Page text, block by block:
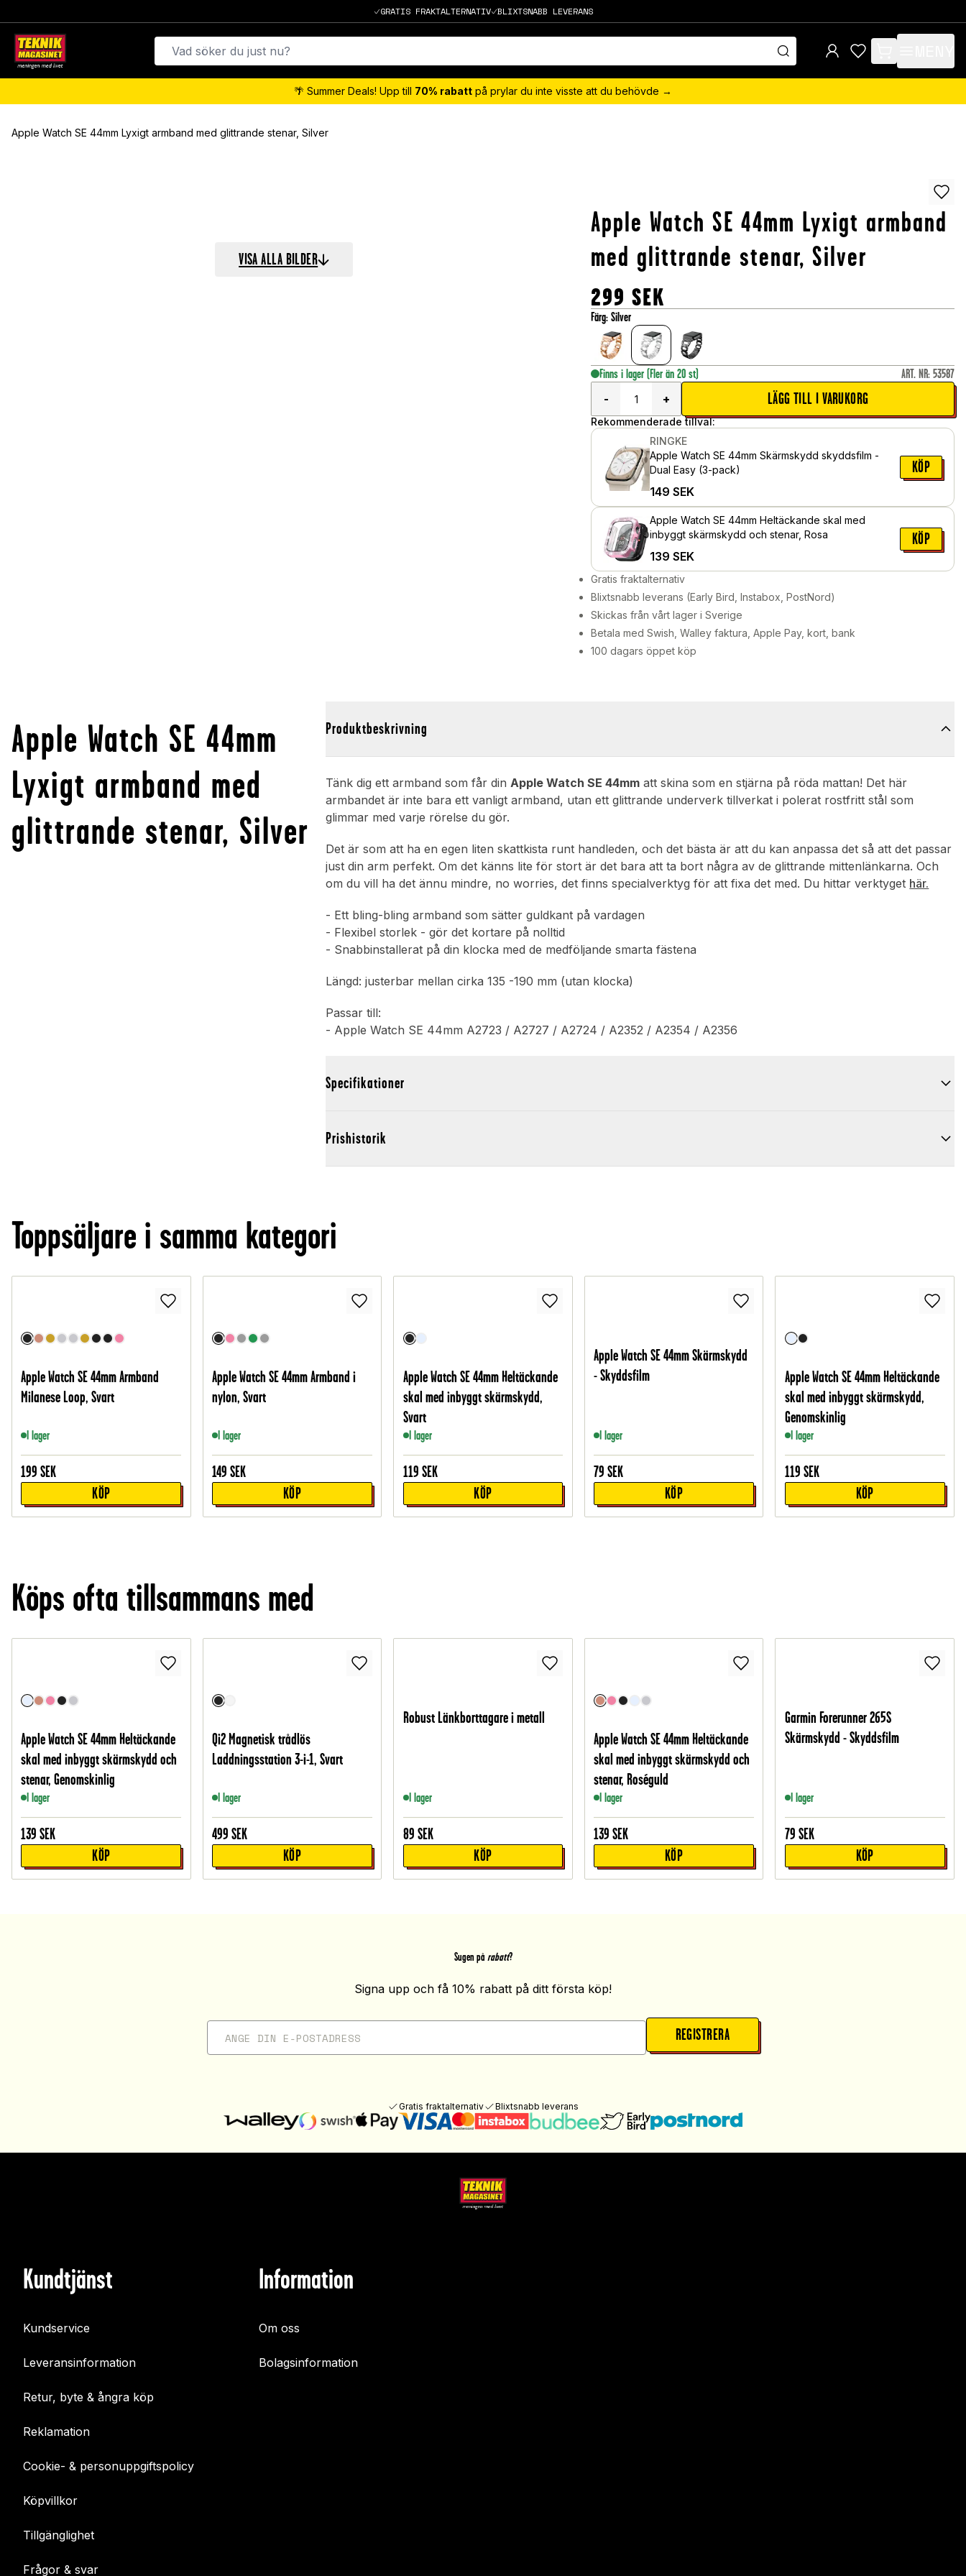
GRATIS FRAKTALTERNATIV BLIXTSNABB LEVERANS
items in cart, view
🌴 Summer Deals! Upp till 70% rabatt på prylar du inte visste att du behövde →
Apple Watch SE 44mm Lyxigt armband med glittrande stenar, Silver
VISA ALLA BILDER
Apple Watch SE 44mm Lyxigt armband
med glittrande stenar, Silver
299 SEK
Färg:Silver
Finns i lager (Fler än 20 st) ART. NR: 53587
-
+ LÄGG TILL I VARUKORG
Rekommenderade tillval:
RINGKE
Apple Watch SE 44mm Skärmskydd skyddsfilm -
Dual Easy (3-pack)
149 SEK
KÖP
Apple Watch SE 44mm Heltäckande skal med
inbyggt skärmskydd och stenar, Rosa
139 SEK
KÖP
Gratis fraktalternativ
Blixtsnabb leverans (Early Bird, Instabox, PostNord)
Skickas från vårt lager i Sverige
Betala med Swish, Walley faktura, Apple Pay, kort, bank
100 dagars öppet köp
Apple Watch SE 44mm
Lyxigt armband med
glittrande stenar, Silver
Produktbeskrivning
Tänk dig ett armband som får dinApple Watch SE 44mm att skina som en stjärna på röda mattan! Det här
armbandet är inte bara ett vanligt armband, utan ett glittrande underverk tillverkat i polerat rostfritt stål som
glimmar med varje rörelse du gör.
Det är som att ha en egen liten skattkista runt handleden, och det bästa är att du kan anpassa det så att det passar
just din arm perfekt. Om det känns lite för stort är det bara att ta bort några av de glittrande mittenlänkarna. Och
om du vill ha det ännu mindre, no worries, det finns specialverktyg för att fixa det med. Du hittar verktyget här.
- Ett bling-bling armband som sätter guldkant på vardagen
- Flexibel storlek - gör det kortare på nolltid
- Snabbinstallerat på din klocka med de medföljande smarta fästena
Längd: justerbar mellan cirka 135 -190 mm (utan klocka)
Passar till:
- Apple Watch SE 44mm A2723 / A2727 / A2724 / A2352 / A2354 / A2356
Specifikationer
Prishistorik
Toppsäljare i samma kategori
Apple Watch SE 44mm Armband
Milanese Loop, Svart
I lager
199 SEK
KÖP
Apple Watch SE 44mm Armband i
nylon, Svart
I lager
149 SEK
KÖP
Apple Watch SE 44mm Heltäckande
skal med inbyggt skärmskydd,
Svart
I lager
119 SEK
KÖP
Apple Watch SE 44mm Skärmskydd
- Skyddsfilm
I lager
79 SEK
KÖP
Apple Watch SE 44mm Heltäckande
skal med inbyggt skärmskydd,
Genomskinlig
I lager
119 SEK
KÖP
Köps ofta tillsammans med
Apple Watch SE 44mm Heltäckande
skal med inbyggt skärmskydd och
stenar, Genomskinlig
I lager
139 SEK
KÖP
Qi2 Magnetisk trådlös
Laddningsstation 3-i-1, Svart
I lager
499 SEK
KÖP
Robust Länkborttagare i metall
I lager
89 SEK
KÖP
Apple Watch SE 44mm Heltäckande
skal med inbyggt skärmskydd och
stenar, Roséguld
I lager
139 SEK
KÖP
Garmin Forerunner 265S
Skärmskydd - Skyddsfilm
I lager
79 SEK
KÖP
Sugen på rabatt?
Signa upp och få 10% rabatt på ditt första köp!
REGISTRERA
Gratis fraktalternativ Blixtsnabb leverans
Kundtjänst
Kundservice
Leveransinformation
Retur, byte & ångra köp
Reklamation
Cookie- & personuppgiftspolicy
Köpvillkor
Tillgänglighet
Frågor & svar
Information
Om oss
Bolagsinformation